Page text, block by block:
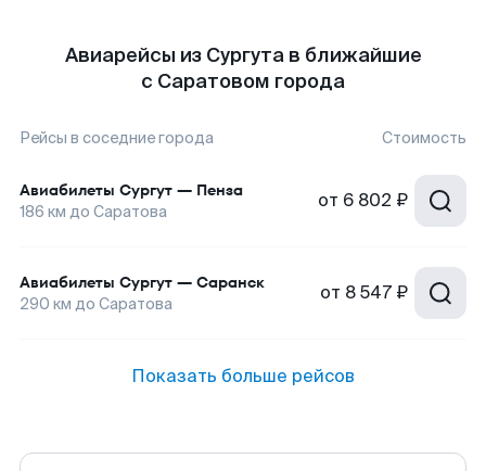
Авиарейсы из Сургута в ближайшие
с Саратовом города
Рейсы в соседние города Стоимость
Авиабилеты Сургут — Пенза
186 км до Саратова от 6 802 ₽
Авиабилеты Сургут — Саранск
290 км до Саратова от 8 547 ₽
Показать больше рейсов